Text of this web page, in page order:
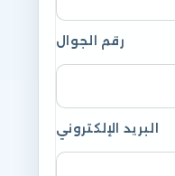
رقم الجوال
البريد الإلكتروني